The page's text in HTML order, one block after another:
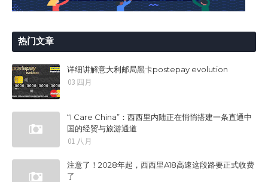
热门文章
详细讲解意大利邮局黑卡postepay evolution
03 四月
“I Care China”：西西里内陆正在悄悄搭建一条直通中
国的经贸与旅游通道
01 八月
注意了！2028年起，西西里A18高速这段路要正式收费
了